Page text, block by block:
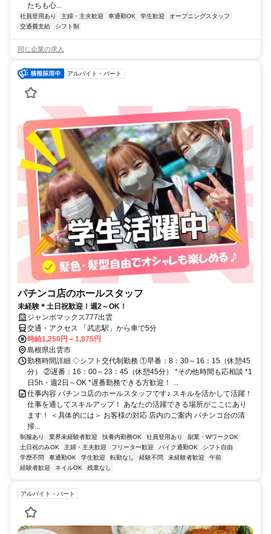
たちも心...
社員登用あり 主婦・主夫歓迎 車通勤OK 学生歓迎
オープニングスタッフ
交通費支給
シフト制
同じ企業の求人
アルバイト・パート
パチンコ店のホールスタッフ
未経験＊土日祝歓迎！週2～OK！
ジャンボマックス777出雲
交通・アクセス 「武志駅」から車で5分
時給1,250円～1,875円
島根県出雲市
勤務時間詳細 ◇シフト交代制勤務 ①早番：8：30～16：15（休憩45
分） ②遅番：16：00～23：45（休憩45分） *その他時間も応相談 *1
日5h・週2日～OK *遅番勤務できる方歓迎！ ...
仕事内容 パチンコ店のホールスタッフです♪ スキルを活かして活躍！
仕事を通してスキルアップ！ あなたの活躍できる場所がここにあり
ます！ ＜具体的には＞ お客様の対応 店内のご案内 パチンコ台の清
掃...
制服あり 業界未経験者歓迎 扶養内勤務OK 社員登用あり
副業・WワークOK
土日祝のみOK
主婦・主夫歓迎 フリーター歓迎 バイク通勤OK
シフト自由
学歴不問
車通勤OK 学生歓迎 転勤なし 経験不問 未経験者歓迎
午前
経験者歓迎
ネイルOK 残業なし
アルバイト・パート